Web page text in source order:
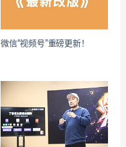
微信“视频号”重磅更新！